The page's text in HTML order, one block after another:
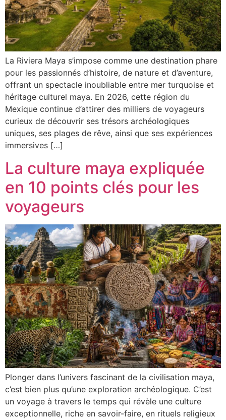
La Riviera Maya s’impose comme une destination phare
pour les passionnés d’histoire, de nature et d’aventure,
offrant un spectacle inoubliable entre mer turquoise et
héritage culturel maya. En 2026, cette région du
Mexique continue d’attirer des milliers de voyageurs
curieux de découvrir ses trésors archéologiques
uniques, ses plages de rêve, ainsi que ses expériences
immersives […]
La culture maya expliquée
en 10 points clés pour les
voyageurs
Plonger dans l’univers fascinant de la civilisation maya,
c’est bien plus qu’une exploration archéologique. C’est
un voyage à travers le temps qui révèle une culture
exceptionnelle, riche en savoir-faire, en rituels religieux